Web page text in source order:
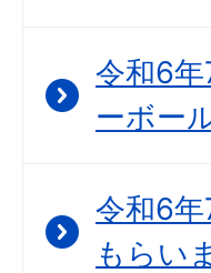
令和6
ーボー
令和6
もらい